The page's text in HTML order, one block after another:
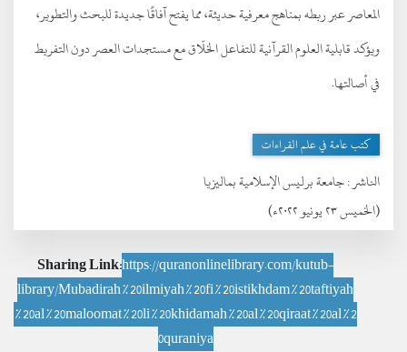
(الخميس ٢٣ يونيو ٢٠٢٢ء)
الناشر :جامعة برليس الإسلامية بماليزيا
المعاصر عبر ربطه بمناهج معرفية حديثة، مما يفتح آفاقًا جديدة للبحث والتطوير،
ويؤكد قابلية العلوم القرآنية للتفاعل الخلّاق مع مستجدات العصر دون التفريط
في أصالتها.
كتب عامة في علم القراءات
Sharing Link:https://quranonlinelibrary.com/kutub-
library/Mubadirah%20ilmiyah%20fi%20istikhdam%20taftiyah
%20al%20maloomat%20li%20khidamah%20al%20qiraat%20al%2
0quraniya